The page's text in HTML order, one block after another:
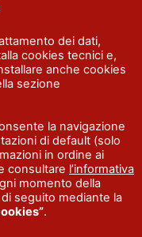
dei dati,
cookies tecnici e,
anche cookies
sezione
la navigazione
di default (solo
in ordine ai
consultare l’informativa
momento della
seguito mediante la
.